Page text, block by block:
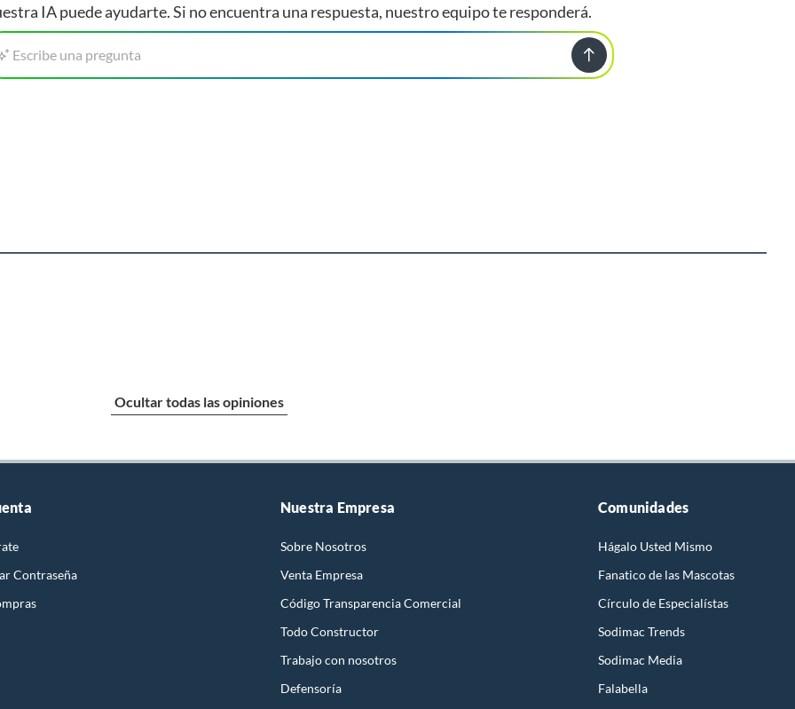
IA puede ayudarte. Si no encuentra una respuesta, nuestro equipo te responderá.
Escribe una pregunta
Ocultar todas las opiniones
Contraseña
Nuestra Empresa
Sobre Nosotros
Venta Empresa
Código Transparencia Comercial
Todo Constructor
Trabajo con nosotros
Defensoría
Comunidades
Hágalo Usted Mismo
Fanatico de las Mascotas
Círculo de Especialístas
Sodimac Trends
Sodimac Media
Falabella